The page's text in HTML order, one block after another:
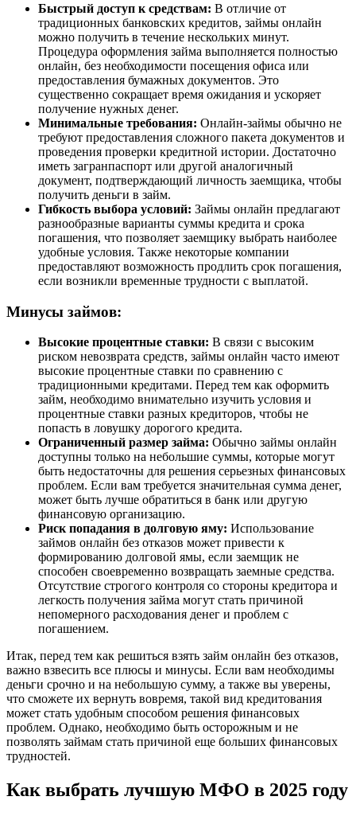
Быстрый доступ к средствам: В отличие от
традиционных банковских кредитов, займы онлайн
можно получить в течение нескольких минут.
Процедура оформления займа выполняется полностью
онлайн, без необходимости посещения офиса или
предоставления бумажных документов. Это
существенно сокращает время ожидания и ускоряет
получение нужных денег.
Минимальные требования: Онлайн-займы обычно не
требуют предоставления сложного пакета документов и
проведения проверки кредитной истории. Достаточно
иметь загранпаспорт или другой аналогичный
документ, подтверждающий личность заемщика, чтобы
получить деньги в займ.
Гибкость выбора условий: Займы онлайн предлагают
разнообразные варианты суммы кредита и срока
погашения, что позволяет заемщику выбрать наиболее
удобные условия. Также некоторые компании
предоставляют возможность продлить срок погашения,
если возникли временные трудности с выплатой.
Минусы займов:
Высокие процентные ставки: В связи с высоким
риском невозврата средств, займы онлайн часто имеют
высокие процентные ставки по сравнению с
традиционными кредитами. Перед тем как оформить
займ, необходимо внимательно изучить условия и
процентные ставки разных кредиторов, чтобы не
попасть в ловушку дорогого кредита.
Ограниченный размер займа: Обычно займы онлайн
доступны только на небольшие суммы, которые могут
быть недостаточны для решения серьезных финансовых
проблем. Если вам требуется значительная сумма денег,
может быть лучше обратиться в банк или другую
финансовую организацию.
Риск попадания в долговую яму: Использование
займов онлайн без отказов может привести к
формированию долговой ямы, если заемщик не
способен своевременно возвращать заемные средства.
Отсутствие строгого контроля со стороны кредитора и
легкость получения займа могут стать причиной
непомерного расходования денег и проблем с
погашением.
Итак, перед тем как решиться взять займ онлайн без отказов,
важно взвесить все плюсы и минусы. Если вам необходимы
деньги срочно и на небольшую сумму, а также вы уверены,
что сможете их вернуть вовремя, такой вид кредитования
может стать удобным способом решения финансовых
проблем. Однако, необходимо быть осторожным и не
позволять займам стать причиной еще больших финансовых
трудностей.
Как выбрать лучшую МФО в 2025 году